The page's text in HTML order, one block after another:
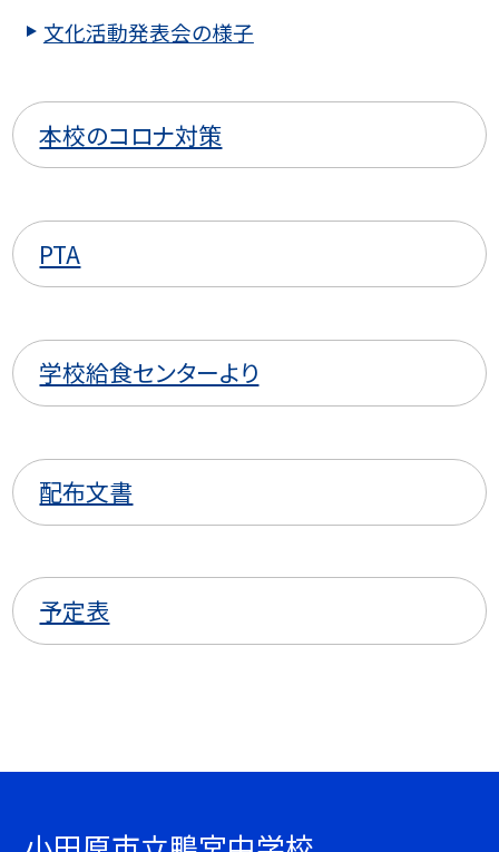
文化活動発表会の様子
本校のコロナ対策
PTA
学校給食センターより
配布文書
予定表